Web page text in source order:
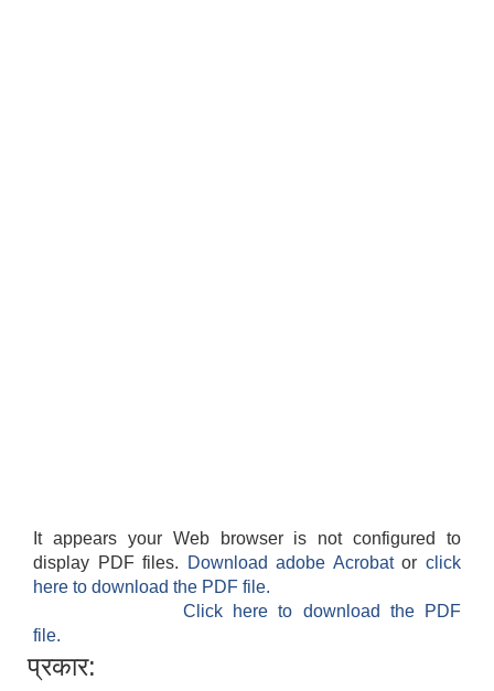
It appears your Web browser is not configured to
display PDF files.
Download adobe Acrobatorclick
here to download the PDF file.
Click here to download the PDF
file.
प्रकार: